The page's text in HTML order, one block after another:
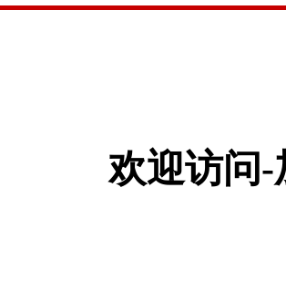
欢迎访问-